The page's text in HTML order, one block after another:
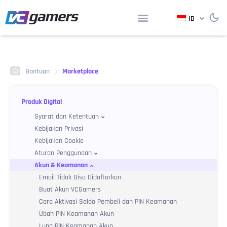
ID
Bantuan Marketplace
Produk Digital
Syarat dan Ketentuan
Syarat & Ketentuan Umum
Syarat dan Ketentuan Berjualan
Syarat & Ketentuan Top Up Login VCGamers
Kebijakan Privasi
Kebijakan Cookie
Aturan Penggunaan
Informasi Umum
Pengguna
Transaksi Pengguna (Pembeli)
Aturan Penjual
Penggunaan Fitur
Akun & Keamanan
Email Tidak Bisa Didaftarkan
Buat Akun VCGamers
Cara Aktivasi Saldo Pembeli dan PIN Keamanan
Ubah PIN Keamanan Akun